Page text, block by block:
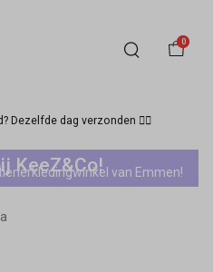
0
Dezelfde dag verzonden 🏃‍♀️
KeeZ&Co! van Emmen!